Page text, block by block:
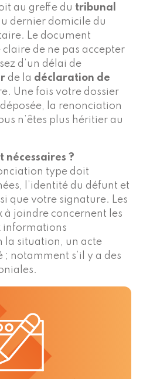
au greffe du tribunal
dernier domicile du
Le document
de ne pas accepter
d’un délai de
de la déclaration de
Une fois votre dossier
la renonciation
n’êtes plus héritier au
nécessaires ?
type doit
l’identité du défunt et
que votre signature. Les
joindre concernent les
informations
la situation, un acte
notamment s’il y a des